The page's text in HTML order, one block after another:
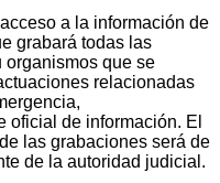
a la información de
grabará todas las
que se
relacionadas
oficial de información. El
las grabaciones será de
de la autoridad judicial.